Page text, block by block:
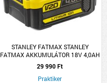
STANLEY FATMAX STANLEY
FATMAX AKKUMULÁTOR 18V 4,0AH
LI-ION
29 990 Ft
Praktiker